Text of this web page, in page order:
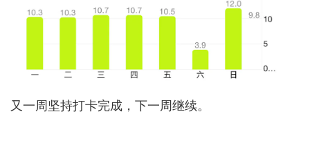
又一周坚持打卡完成，下一周继续。